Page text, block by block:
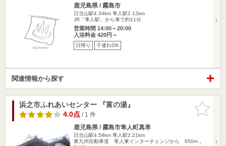
鹿児島県 / 霧島市
日当山駅4.34km 隼人駅2.12km
JR「隼人駅」から車で約11分
営業時間 14:00～20:00
入浴料金 420円～
日帰り 子連れOK
関連情報から探す
お気に入
りに追加
浜之市ふれあいセンター 『富の湯』
4.0点/ 1 件
鹿児島県 / 霧島市隼人町真孝
日当山駅4.59km 隼人駅2.21km
東九州自動車道 隼人東インターチェンジから 650m 。